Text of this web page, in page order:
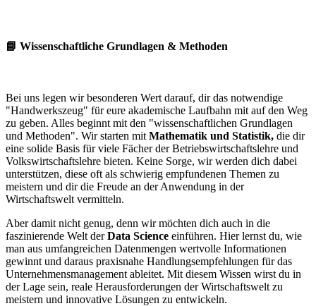
📘 Wissenschaftliche Grundlagen & Methoden
Bei uns legen wir besonderen Wert darauf, dir das notwendige
"Handwerkszeug" für eure akademische Laufbahn mit auf den Weg
zu geben. Alles beginnt mit den "wissenschaftlichen Grundlagen
und Methoden". Wir starten mit Mathematik und Statistik, die dir
eine solide Basis für viele Fächer der Betriebswirtschaftslehre und
Volkswirtschaftslehre bieten. Keine Sorge, wir werden dich dabei
unterstützen, diese oft als schwierig empfundenen Themen zu
meistern und dir die Freude an der Anwendung in der
Wirtschaftswelt vermitteln.
Aber damit nicht genug, denn wir möchten dich auch in die
faszinierende Welt derData Science einführen. Hier lernst du, wie
man aus umfangreichen Datenmengen wertvolle Informationen
gewinnt und daraus praxisnahe Handlungsempfehlungen für das
Unternehmensmanagement ableitet. Mit diesem Wissen wirst du in
der Lage sein, reale Herausforderungen der Wirtschaftswelt zu
meistern und innovative Lösungen zu entwickeln.